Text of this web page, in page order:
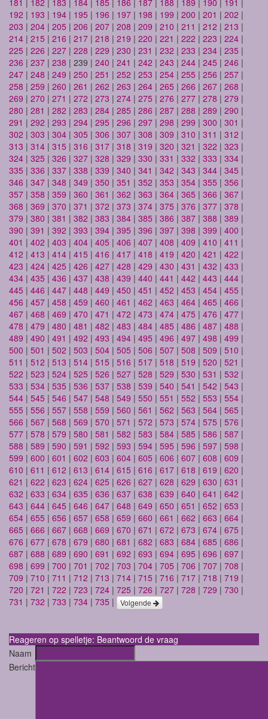
192 | 193 | 194 | 195 | 196 | 197 | 198 | 199 | 200 | 201 | 202 |
203 | 204 | 205 | 206 | 207 | 208 | 209 | 210 | 211 | 212 | 213 |
214 | 215 | 216 | 217 | 218 | 219 | 220 | 221 | 222 | 223 | 224 |
225 | 226 | 227 | 228 | 229 | 230 | 231 | 232 | 233 | 234 | 235 |
236 | 237 | 238 | 239 | 240 | 241 | 242 | 243 | 244 | 245 | 246 |
247 | 248 | 249 | 250 | 251 | 252 | 253 | 254 | 255 | 256 | 257 |
258 | 259 | 260 | 261 | 262 | 263 | 264 | 265 | 266 | 267 | 268 |
269 | 270 | 271 | 272 | 273 | 274 | 275 | 276 | 277 | 278 | 279 |
280 | 281 | 282 | 283 | 284 | 285 | 286 | 287 | 288 | 289 | 290 |
291 | 292 | 293 | 294 | 295 | 296 | 297 | 298 | 299 | 300 | 301 |
302 | 303 | 304 | 305 | 306 | 307 | 308 | 309 | 310 | 311 | 312 |
313 | 314 | 315 | 316 | 317 | 318 | 319 | 320 | 321 | 322 | 323 |
324 | 325 | 326 | 327 | 328 | 329 | 330 | 331 | 332 | 333 | 334 |
335 | 336 | 337 | 338 | 339 | 340 | 341 | 342 | 343 | 344 | 345 |
346 | 347 | 348 | 349 | 350 | 351 | 352 | 353 | 354 | 355 | 356 |
357 | 358 | 359 | 360 | 361 | 362 | 363 | 364 | 365 | 366 | 367 |
368 | 369 | 370 | 371 | 372 | 373 | 374 | 375 | 376 | 377 | 378 |
379 | 380 | 381 | 382 | 383 | 384 | 385 | 386 | 387 | 388 | 389 |
390 | 391 | 392 | 393 | 394 | 395 | 396 | 397 | 398 | 399 | 400 |
401 | 402 | 403 | 404 | 405 | 406 | 407 | 408 | 409 | 410 | 411 |
412 | 413 | 414 | 415 | 416 | 417 | 418 | 419 | 420 | 421 | 422 |
423 | 424 | 425 | 426 | 427 | 428 | 429 | 430 | 431 | 432 | 433 |
434 | 435 | 436 | 437 | 438 | 439 | 440 | 441 | 442 | 443 | 444 |
445 | 446 | 447 | 448 | 449 | 450 | 451 | 452 | 453 | 454 | 455 |
456 | 457 | 458 | 459 | 460 | 461 | 462 | 463 | 464 | 465 | 466 |
467 | 468 | 469 | 470 | 471 | 472 | 473 | 474 | 475 | 476 | 477 |
478 | 479 | 480 | 481 | 482 | 483 | 484 | 485 | 486 | 487 | 488 |
489 | 490 | 491 | 492 | 493 | 494 | 495 | 496 | 497 | 498 | 499 |
500 | 501 | 502 | 503 | 504 | 505 | 506 | 507 | 508 | 509 | 510 |
511 | 512 | 513 | 514 | 515 | 516 | 517 | 518 | 519 | 520 | 521 |
522 | 523 | 524 | 525 | 526 | 527 | 528 | 529 | 530 | 531 | 532 |
533 | 534 | 535 | 536 | 537 | 538 | 539 | 540 | 541 | 542 | 543 |
544 | 545 | 546 | 547 | 548 | 549 | 550 | 551 | 552 | 553 | 554 |
555 | 556 | 557 | 558 | 559 | 560 | 561 | 562 | 563 | 564 | 565 |
566 | 567 | 568 | 569 | 570 | 571 | 572 | 573 | 574 | 575 | 576 |
577 | 578 | 579 | 580 | 581 | 582 | 583 | 584 | 585 | 586 | 587 |
588 | 589 | 590 | 591 | 592 | 593 | 594 | 595 | 596 | 597 | 598 |
599 | 600 | 601 | 602 | 603 | 604 | 605 | 606 | 607 | 608 | 609 |
610 | 611 | 612 | 613 | 614 | 615 | 616 | 617 | 618 | 619 | 620 |
621 | 622 | 623 | 624 | 625 | 626 | 627 | 628 | 629 | 630 | 631 |
632 | 633 | 634 | 635 | 636 | 637 | 638 | 639 | 640 | 641 | 642 |
643 | 644 | 645 | 646 | 647 | 648 | 649 | 650 | 651 | 652 | 653 |
654 | 655 | 656 | 657 | 658 | 659 | 660 | 661 | 662 | 663 | 664 |
665 | 666 | 667 | 668 | 669 | 670 | 671 | 672 | 673 | 674 | 675 |
676 | 677 | 678 | 679 | 680 | 681 | 682 | 683 | 684 | 685 | 686 |
687 | 688 | 689 | 690 | 691 | 692 | 693 | 694 | 695 | 696 | 697 |
698 | 699 | 700 | 701 | 702 | 703 | 704 | 705 | 706 | 707 | 708 |
709 | 710 | 711 | 712 | 713 | 714 | 715 | 716 | 717 | 718 | 719 |
720 | 721 | 722 | 723 | 724 | 725 | 726 | 727 | 728 | 729 | 730 |
731 | 732 | 733 | 734 | 735 | Volgende
Reageren op spelletje: Beantwoord de vraag
Naam
Bericht